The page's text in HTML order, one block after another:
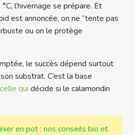
l’hivernage se prépare. Et
est annoncée, on ne “tente pas
ou on le protège
le succès dépend surtout
substrat. C’est la base
qui décide si le calamondin
en pot : nos conseils bio et